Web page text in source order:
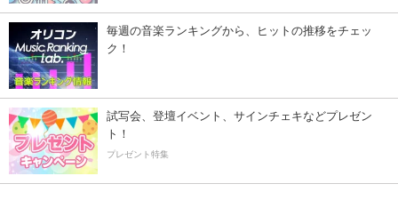
毎週の音楽ランキングから、ヒットの推移をチェッ
ク！
試写会、登壇イベント、サインチェキなどプレゼン
ト！
プレゼント特集